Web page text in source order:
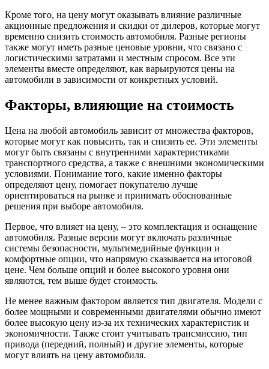
Кроме того, на цену могут оказывать влияние различные
акционные предложения и скидки от дилеров, которые могут
временно снизить стоимость автомобиля. Разные регионы
также могут иметь разные ценовые уровни, что связано с
логистическими затратами и местным спросом. Все эти
элементы вместе определяют, как варьируются цены на
автомобили в зависимости от конкретных условий.
Факторы, влияющие на стоимость
Цена на любой автомобиль зависит от множества факторов,
которые могут как повысить, так и снизить ее. Эти элементы
могут быть связаны с внутренними характеристиками
транспортного средства, а также с внешними экономическими
условиями. Понимание того, какие именно факторы
определяют цену, помогает покупателю лучше
ориентироваться на рынке и принимать обоснованные
решения при выборе автомобиля.
Первое, что влияет на цену, – это комплектация и оснащение
автомобиля. Разные версии могут включать различные
системы безопасности, мультимедийные функции и
комфортные опции, что напрямую сказывается на итоговой
цене. Чем больше опций и более высокого уровня они
являются, тем выше будет стоимость.
Не менее важным фактором является тип двигателя. Модели с
более мощными и современными двигателями обычно имеют
более высокую цену из-за их технических характеристик и
экономичности. Также стоит учитывать трансмиссию, тип
привода (передний, полный) и другие элементы, которые
могут влиять на цену автомобиля.